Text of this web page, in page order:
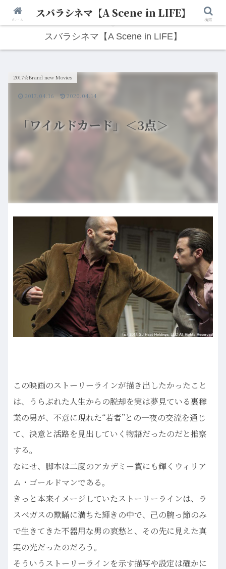
人生は“ひとりごと”から始まる。映画と写真と日々のこと。
スバラシネマ【A Scene in LIFE】
「ワイルドカード」＜3点＞
2017☆Brand new Movies
2017.04.16 2020.04.14
この映画のストーリーラインが描き出したかったこと
は、うらぶれた人生からの脱却を実は夢見ている裏稼
業の男が、不意に現れた“若者”との一夜の交流を通じ
て、決意と活路を見出していく物語だったのだと推察
する。
なにせ、脚本は二度のアカデミー賞にも輝くウィリア
ム・ゴールドマンである。
きっと本来イメージしていたストーリーラインは、ラ
スベガスの欺瞞に満ちた輝きの中で、己の腕っ節のみ
で生きてきた不器用な男の哀愁と、その先に見えた真
実の光だったのだろう。
そういうストーリーラインを示す描写や設定は確かに
ホーム スバラシネマ【A Scene in LIFE】 検索